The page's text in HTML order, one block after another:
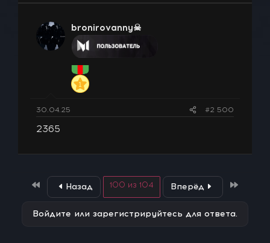
bronirovanny☠
30.04.25 #2 500
2365
Назад 100 из 104 Вперёд
Войдите или зарегистрируйтесь для ответа.